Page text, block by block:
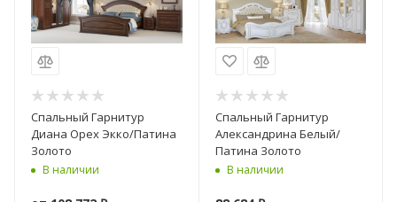
Спальный Гарнитур
Диана Орех Экко/Патина
Золото
В наличии
Спальный Гарнитур
Александрина Белый/
Патина Золото
В наличии